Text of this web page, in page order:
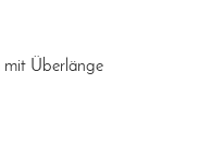
mit Überlänge